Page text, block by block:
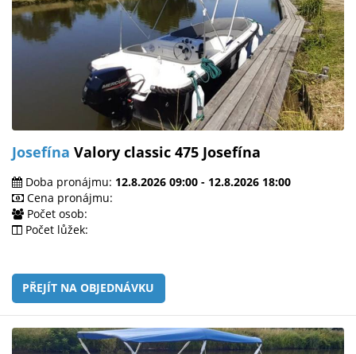
Josefína Valory classic 475 Josefína
Doba pronájmu: 12.8.2026 09:00 - 12.8.2026 18:00
Cena pronájmu:
Počet osob:
Počet lůžek:
PŘEJÍT NA OBJEDNÁVKU